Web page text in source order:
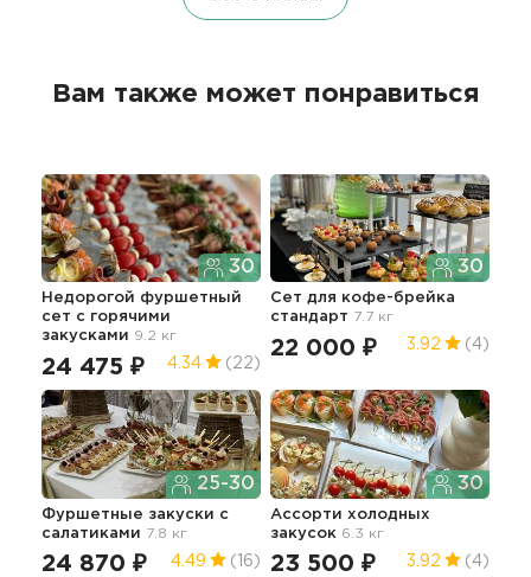
Вам также может понравиться
30
Недорогой фуршетный
сет с горячими
закусками 9.2 кг
24 475 ₽ 4.34 (22)
30
Сет для кофе-брейка
стандарт 7.7 кг
22 000 ₽ 3.92 (4)
25-30
Фуршетные закуски с
салатиками 7.8 кг
24 870 ₽ 4.49 (16)
30
Ассорти холодных
закусок 6.3 кг
23 500 ₽ 3.92 (4)